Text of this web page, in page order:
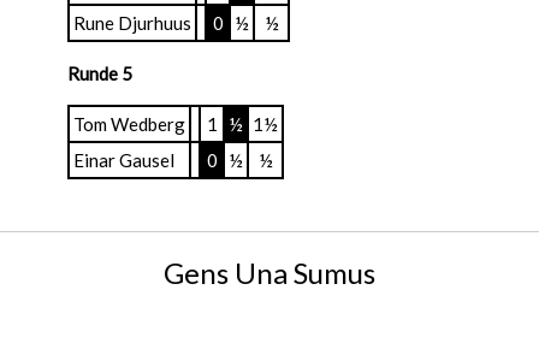
Rune Djurhuus
0 ½ ½
Runde 5
Tom Wedberg 1 ½ 1½
Einar Gausel
0 ½ ½
Gens Una Sumus